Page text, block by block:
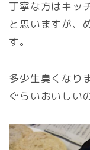
丁寧な方はキッ
と思いますが、
す。
多少生臭くなり
ぐらいおいしい